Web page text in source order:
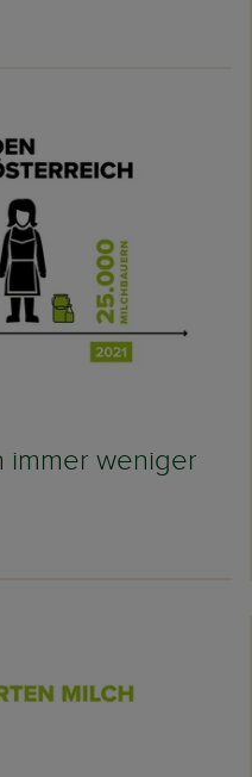
immer weniger